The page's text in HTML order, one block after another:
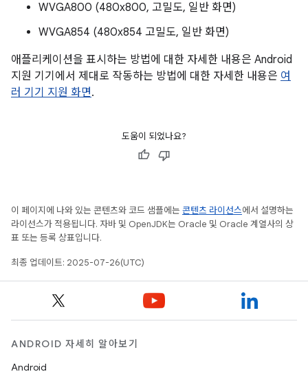
WVGA800 (480x800, 고밀도, 일반 화면)
WVGA854 (480x854 고밀도, 일반 화면)
애플리케이션을 표시하는 방법에 대한 자세한 내용은 Android
지원 기기에서 제대로 작동하는 방법에 대한 자세한 내용은 여
러 기기 지원 화면.
도움이 되었나요?
이 페이지에 나와 있는 콘텐츠와 코드 샘플에는 콘텐츠 라이선스에서 설명하는
라이선스가 적용됩니다. 자바 및 OpenJDK는 Oracle 및 Oracle 계열사의 상
표 또는 등록 상표입니다.
최종 업데이트: 2025-07-26(UTC)
ANDROID 자세히 알아보기
Android